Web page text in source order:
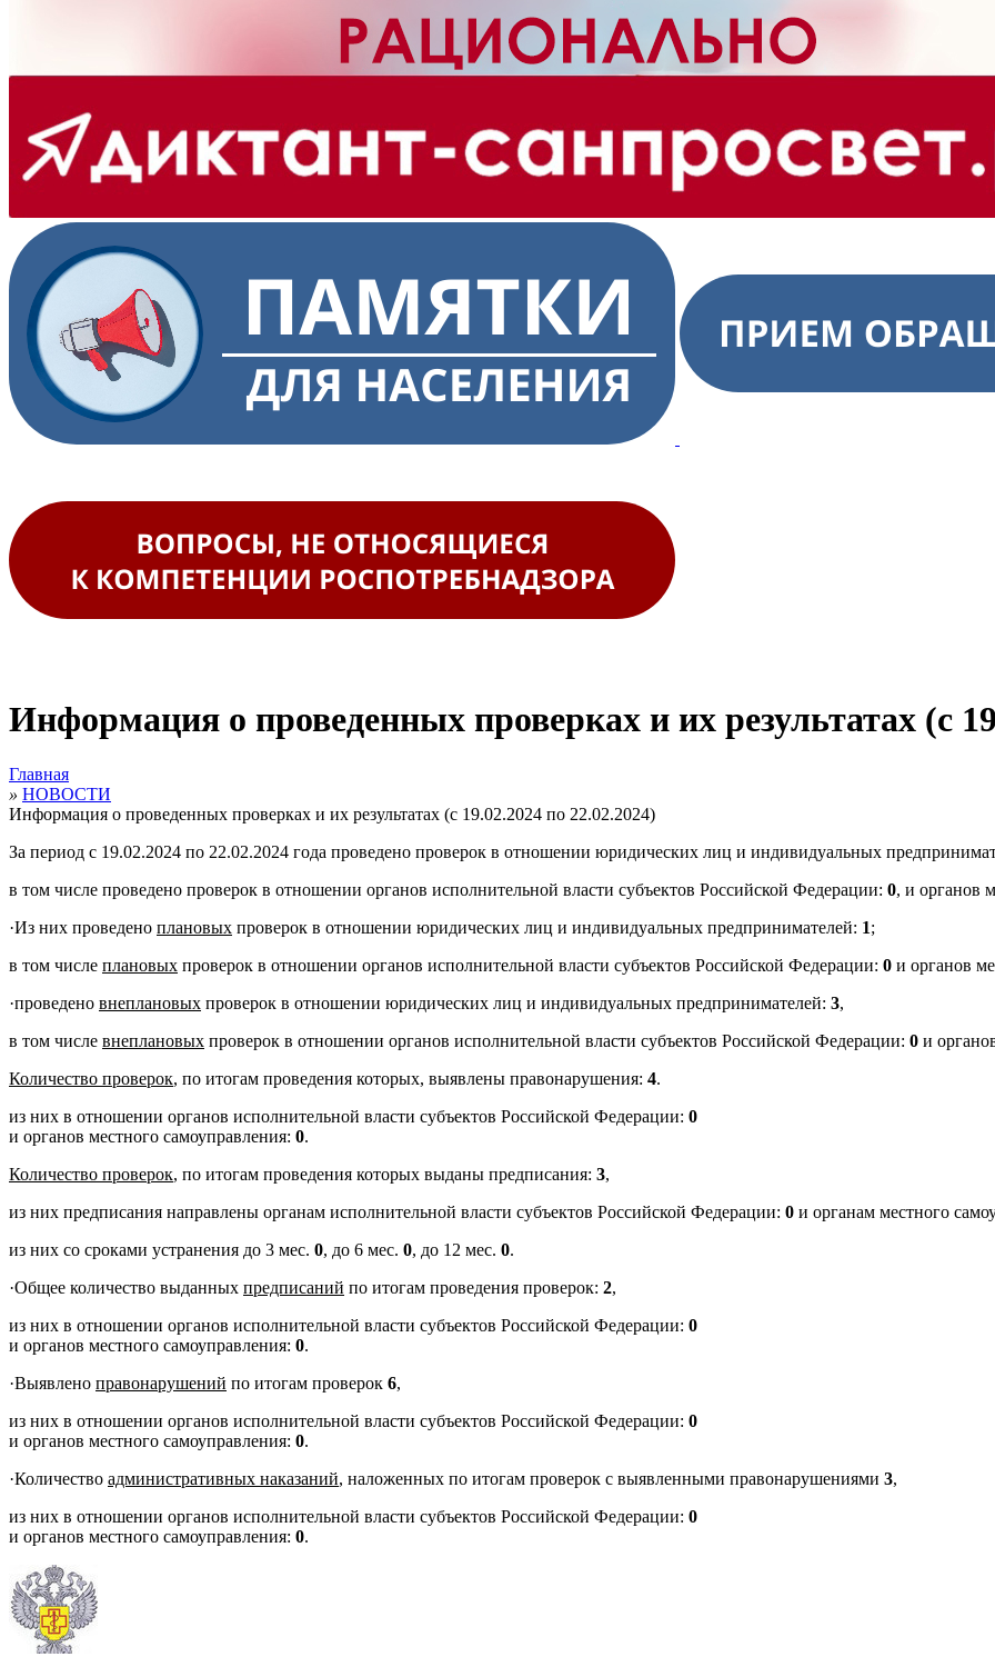
Информация о проведенных проверках и их результатах (с
Главная
» НОВОСТИ
Информация о проведенных проверках и их результатах (с 19.02.2024 по 22.02.2024)
За период с 19.02.2024 по 22.02.2024 года проведено проверок в отношении юридических лиц и индивидуальных
в том числе проведено проверок в отношении органов исполнительной власти субъектов Российской Федерации: 0, и органов
·Из них проведено плановых проверок в отношении юридических лиц и индивидуальных предпринимателей: 1;
в том числе плановых проверок в отношении органов исполнительной власти субъектов Российской Федерации: 0 и органов
·проведено внеплановых проверок в отношении юридических лиц и индивидуальных предпринимателей: 3,
в том числе внеплановых проверок в отношении органов исполнительной власти субъектов Российской Федерации: 0 и
Количество проверок, по итогам проведения которых, выявлены правонарушения: 4.
из них в отношении органов исполнительной власти субъектов Российской Федерации: 0
и органов местного самоуправления: 0.
Количество проверок, по итогам проведения которых выданы предписания: 3,
из них предписания направлены органам исполнительной власти субъектов Российской Федерации: 0 и органам местного
из них со сроками устранения до 3 мес. 0, до 6 мес. 0, до 12 мес. 0.
·Общее количество выданных предписаний по итогам проведения проверок: 2,
из них в отношении органов исполнительной власти субъектов Российской Федерации: 0
и органов местного самоуправления: 0.
·Выявлено правонарушений по итогам проверок 6,
из них в отношении органов исполнительной власти субъектов Российской Федерации: 0
и органов местного самоуправления: 0.
·Количество административных наказаний, наложенных по итогам проверок с выявленными правонарушениями 3,
из них в отношении органов исполнительной власти субъектов Российской Федерации: 0
и органов местного самоуправления: 0.